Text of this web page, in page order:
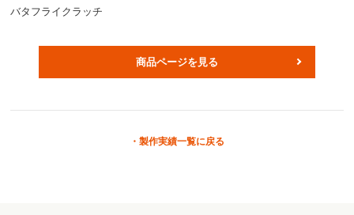
バタフライクラッチ
商品ページを見る
製作実績一覧に戻る